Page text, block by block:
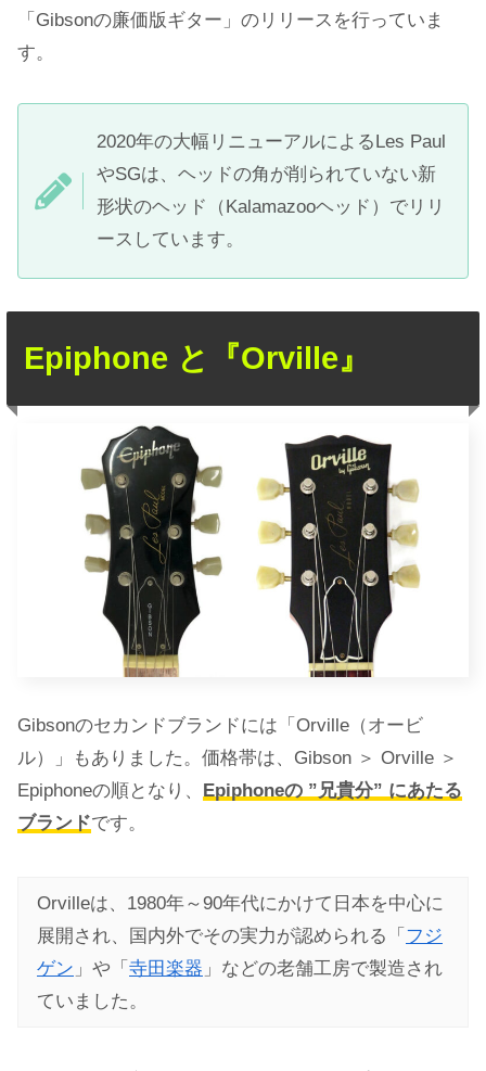
「Gibsonの廉価版ギター」のリリースを行っていま
す。
2020年の大幅リニューアルによるLes Paul
やSGは、ヘッドの角が削られていない新
形状のヘッド（Kalamazooヘッド）でリリ
ースしています。
Epiphone と『Orville』
Gibsonのセカンドブランドには「Orville（オービ
ル）」もありました。価格帯は、Gibson ＞ Orville ＞
Epiphoneの順となり、
Epiphoneの ”兄貴分” にあたる
ブランドです。
Orvilleは、1980年～90年代にかけて日本を中心に
展開され、国内外でその実力が認められる「 フジ
ゲン 」や「 寺田楽器 」などの老舗工房で製造され
ていました。